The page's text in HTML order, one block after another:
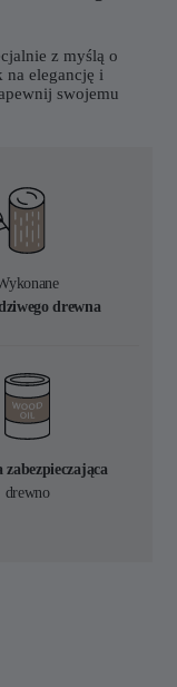
z myślą o
na elegancję i
swojemu
drewna
zabezpieczająca
drewno